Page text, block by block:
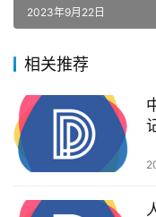
2023年9月22日
相关推荐